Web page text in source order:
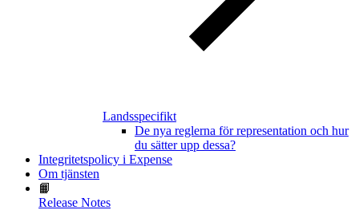
Landsspecifikt
De nya reglerna för representation och hur
du sätter upp dessa?
Integritetspolicy i Expense
Om tjänsten
📙
Release Notes